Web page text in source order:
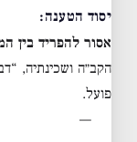
יסוד הטענה:
אסור להפריד בין
הקב״ה ושכינתיה,
פועל.
—